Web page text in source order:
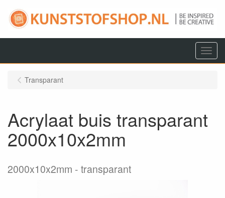
Menu
Transparant
Acrylaat buis transparant
2000x10x2mm
2000x10x2mm transparant